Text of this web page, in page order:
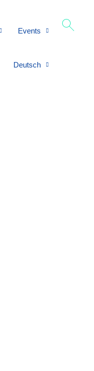
Events
Deutsch